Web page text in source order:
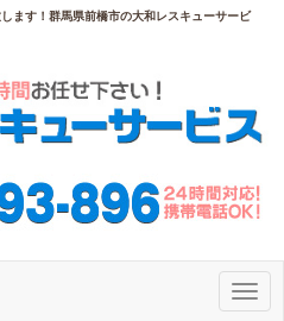
ます！群馬県前橋市の大和レスキューサービ
N
a